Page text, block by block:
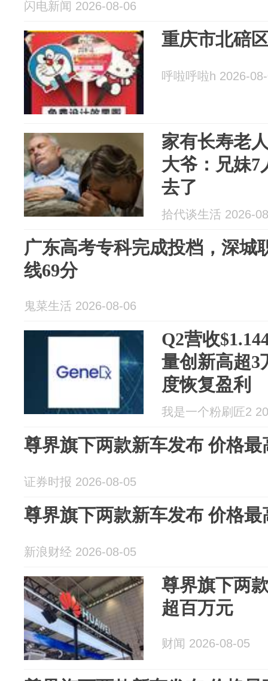
闪电新闻 2026-08-06
重庆市北碚
呼啦呼啦h 2026-
家有长寿老
大爷：兄妹7
去了
拾代谈生活 2026-
广东高考专科完成投档，深城
线69分
鬼菜生活 2026-08-06
Q2营收
量创新高超3
度恢复盈利
我是一个粉刷匠2
尊界旗下两款新车发布 价格最
证券时报 2026-08-05
尊界旗下两款新车发布 价格
新浪财经 2026-08-05
尊界旗下两
超百万元
财闻 2026-08-05